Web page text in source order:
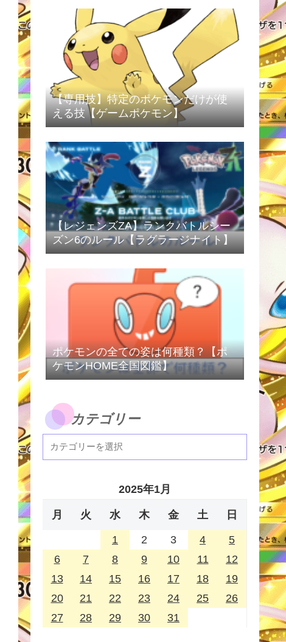
【専用技】特定のポケモンだけが使
える技【ゲームポケモン】
【レジェンズZA】ランクバトルシー
ズン6のルール【ラグラージナイト】
ポケモンの全ての姿は何種類？【ポ
ケモンHOME全国図鑑】
カテゴリー
2025年1月
月 火 水 木 金 土 日
1 2 3 4
5
6
7 8 9 10 11
12
13
14 15 16 17 18
19
20
21 22 23 24 25
26
27
28 29 30 31